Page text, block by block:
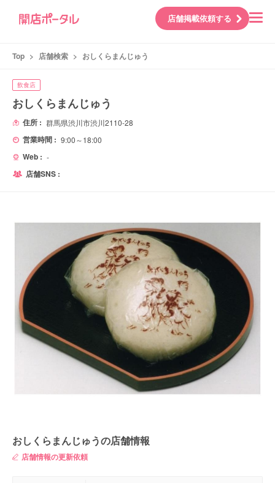
店舗掲載依頼する
Top > 店舗検索 > おしくらまんじゅう
飲食店
おしくらまんじゅう
住所 : 群馬県渋川市渋川2110-28
営業時間 : 9:00～18:00
Web : -
店舗SNS :
おしくらまんじゅうの店舗情報
店舗情報の更新依頼